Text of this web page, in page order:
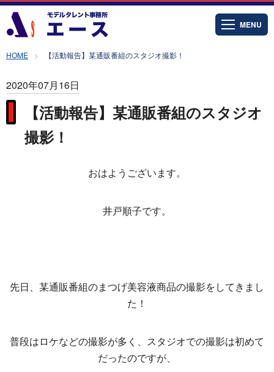
MENU
HOME 【活動報告】某通販番組のスタジオ撮影！
2020年07月16日
【活動報告】某通販番組のスタジオ
撮影！
おはようございます。
井戸順子です。
先日、某通販番組のまつげ美容液商品の撮影をしてきまし
た！
普段はロケなどの撮影が多く、スタジオでの撮影は初めて
だったのですが、